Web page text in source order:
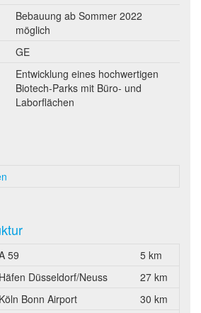
Bebauung ab Sommer 2022
möglich
GE
Entwicklung eines hochwertigen
Biotech-Parks mit Büro- und
Laborflächen
59
5 km
Häfen Düsseldorf/Neuss
27 km
Köln Bonn Airport
30 km